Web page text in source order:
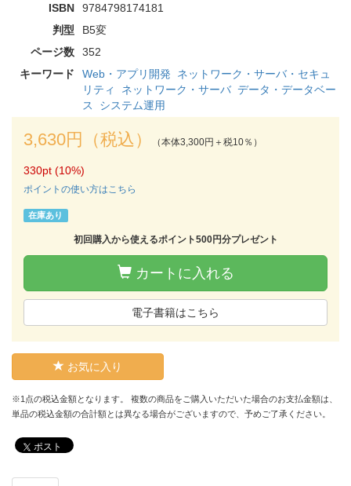
ISBN
9784798174181
判型
B5変
ページ数
352
キーワード
Web・アプリ開発
ネットワーク・サーバ・セキュ
リティ
ネットワーク・サーバ データ・データベー
ス
システム運用
3,630円（税込） （本体3,300円＋税10％）
330pt (10%)
ポイントの使い方はこちら
在庫あり
初回購入から使えるポイント500円分プレゼント
カートに入れる
電子書籍はこちら
お気に入り
※1点の税込金額となります。 複数の商品をご購入いただいた場合のお支払金額は、
単品の税込金額の合計額とは異なる場合がございますので、予めご了承ください。
ポスト